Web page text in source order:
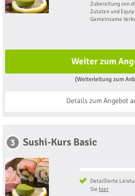
Zubereitung von
Zutaten und
Gemeinsame
Weiter zum
(Weiterleitung zum
Details zum Angebot
3 Sushi-Kurs Basic
Detaillierte
Sie hier